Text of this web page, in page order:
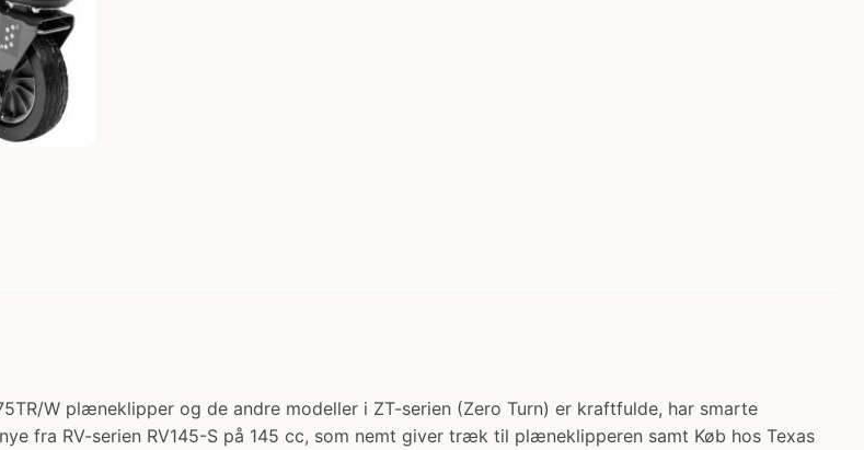
W plæneklipper og de andre modeller i ZT-serien (Zero Turn) er kraftfulde, har smarte
fra RV-serien RV145-S på 145 cc, som nemt giver træk til plæneklipperen samt Køb hos Texas